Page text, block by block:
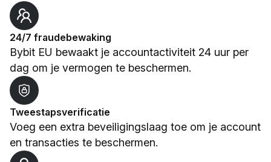
24/7 fraudebewaking
Bybit EU bewaakt je accountactiviteit 24 uur per
dag om je vermogen te beschermen.
Tweestapsverificatie
Voeg een extra beveiligingslaag toe om je account
en transacties te beschermen.